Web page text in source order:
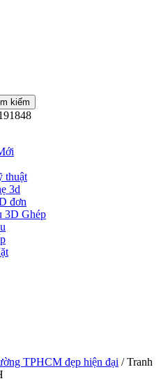
thuật
3d
đơn
3D Ghép
TPHCM đẹp hiện đại / Tranh